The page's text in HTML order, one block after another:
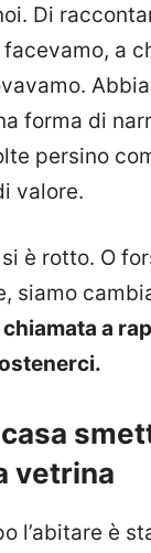
Di
a
forma di
persino
valore.
è rotto. O
siamo
a
vetrina
l’abitare è